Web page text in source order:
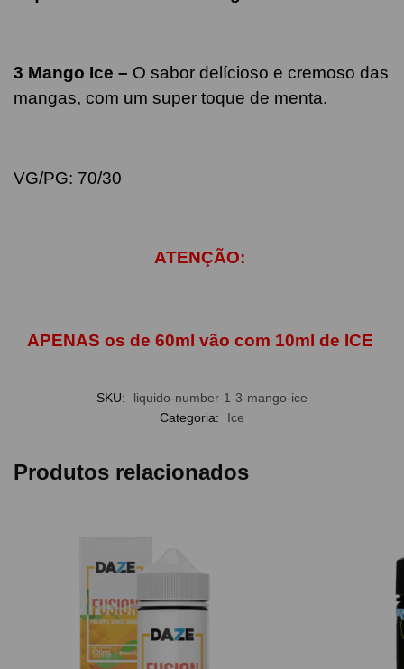
3 Mango Ice – O sabor delícioso e cremoso das
mangas, com um super toque de menta.
VG/PG: 70/30
ATENÇÃO:
APENAS os de 60ml vão com 10ml de ICE
SKU:
liquido-number-1-3-mango-ice
Categoria:
Ice
Produtos relacionados